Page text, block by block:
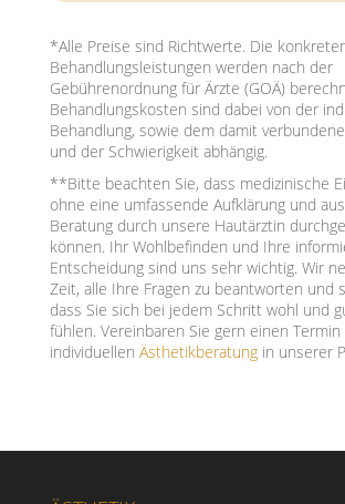
*Alle Preise sind Richtwerte. Die
Behandlungsleistungen werden nach der
Gebührenordnung für Ärzte (GOÄ)
Behandlungskosten sind dabei von der
Behandlung, sowie dem damit
und der Schwierigkeit abhängig.
**Bitte beachten Sie, dass medizinische
ohne eine umfassende Aufklärung und
Beratung durch unsere Hautärztin
können. Ihr Wohlbefinden und Ihre
Entscheidung sind uns sehr wichtig. Wir
Zeit, alle Ihre Fragen zu beantworten und
dass Sie sich bei jedem Schritt wohl und
fühlen. Vereinbaren Sie gern einen Termin
individuellen Ästhetikberatungin unserer